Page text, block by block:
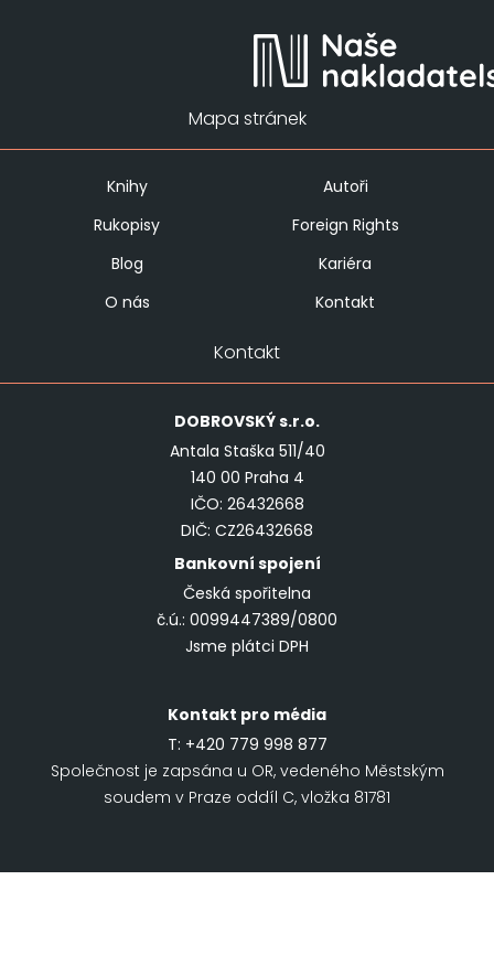
Mapa stránek
Knihy
Autoři
Rukopisy
Foreign Rights
Blog
Kariéra
O nás
Kontakt
Kontakt
DOBROVSKÝs.r.o.
Antala Staška 511/40
140 00 Praha 4
IČO: 26432668
DIČ: CZ26432668
Bankovní spojení
Česká spořitelna
č.ú.: 0099447389/0800
Jsme plátci DPH
Kontakt pro média
T: +420 779 998 877
Společnost je zapsána u OR, vedeného Městským
soudem v Praze oddíl C, vložka 81781